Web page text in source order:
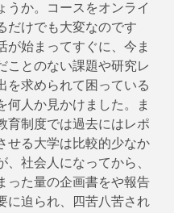
うか。コースをオンライ
だけでも大変なのです
が始まってすぐに、今ま
ことのない課題や研究レ
を求められて困っている
何人か見かけました。ま
育制度では過去にはレポ
せる大学は比較的少なか
、社会人になってから、
った量の企画書をや報告
に迫られ、四苦八苦され